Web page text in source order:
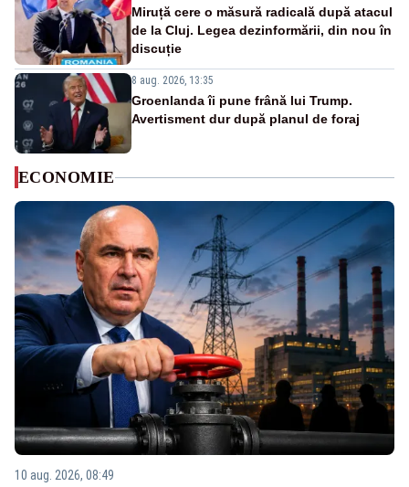
Miruță cere o măsură radicală după atacul
de la Cluj. Legea dezinformării, din nou în
discuție
8 aug. 2026, 13:35
Groenlanda îi pune frână lui Trump.
Avertisment dur după planul de foraj
ECONOMIE
10 aug. 2026, 08:49